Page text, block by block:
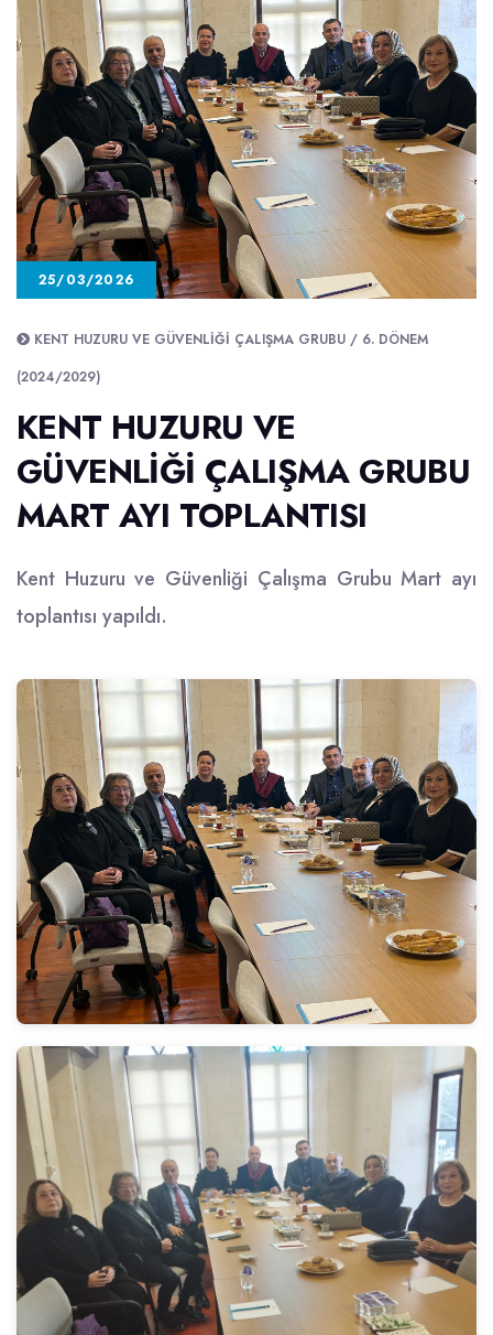
25/03/2026
KENT HUZURU VE GÜVENLIĞI ÇALIŞMA GRUBU / 6. DÖNEM
(2024/2029)
KENT HUZURU VE
GÜVENLIĞI ÇALIŞMA GRUBU
MART AYI TOPLANTISI
Kent Huzuru ve Güvenliği Çalışma Grubu Mart ayı
toplantısı yapıldı.